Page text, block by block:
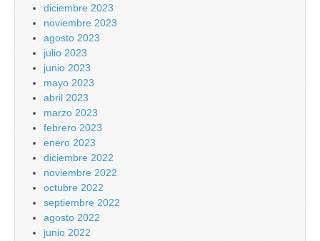
diciembre 2023
noviembre 2023
agosto 2023
julio 2023
junio 2023
mayo 2023
abril 2023
marzo 2023
febrero 2023
enero 2023
diciembre 2022
noviembre 2022
octubre 2022
septiembre 2022
agosto 2022
junio 2022